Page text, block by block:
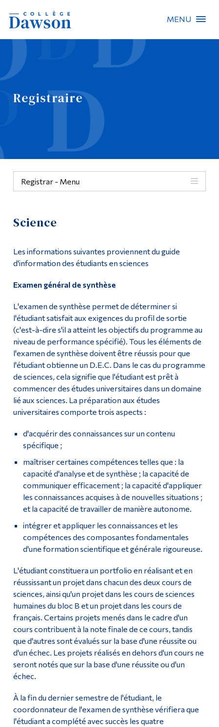
MENU
Registraire
Registrar - Menu
Dossier scolaire
Formulaire d'autorisation d'absence / Formulaire de
justification médicale pour la situation scolaire
Services en ligne
Politique sur les ententes de partenariat (cours de
commandite) [en anglais]
Examen de sortie
Formulaire de demande d’incomplet temporaire [en
Calendrier et guide d’inscription
Examen général de synthèse
Science
Évaluation de mi-session
Tremplin DEC
Programme d'exemption de frais supplémentaires pour les
étudiants internationaux
Science
Les informations suivantes proviennent du guide
d'information des étudiants en sciences
Examen général de synthèse
L'examen de synthèse permet de déterminer si
l'étudiant satisfait aux exigences du profil de sortie
(c'est-à-dire s'il a atteint les objectifs du programme au
niveau de performance spécifié). Tous les éléments de
l'examen de synthèse doivent être réussis pour que
l'étudiant obtienne un D.E.C. Dans le cas du programme
de sciences, cela signifie que l'étudiant est prêt à
commencer des études universitaires dans un domaine
lié aux sciences. La préparation aux études
universitaires comporte trois aspects :
d'acquérir des connaissances sur un contenu
spécifique ;
maîtriser certaines compétences telles que : la
capacité d'analyse et de synthèse ; la capacité de
communiquer efficacement ; la capacité d'appliquer
les connaissances acquises à de nouvelles situations ;
et la capacité de travailler de manière autonome.
intégrer et appliquer les connaissances et les
compétences des composantes fondamentales
d'une formation scientifique et générale rigoureuse.
L'étudiant constituera un portfolio en réalisant et en
réussissant un projet dans chacun des deux cours de
sciences, ainsi qu'un projet dans les cours de sciences
humaines du bloc B et un projet dans les cours de
français. Certains projets menés dans le cadre d'un
cours contribuent à la note finale de ce cours, tandis
que d'autres sont évalués sur la base d'une réussite ou
d'un échec. Les projets réalisés en dehors d'un cours ne
seront notés que sur la base d'une réussite ou d'un
échec.
À la fin du dernier semestre de l'étudiant, le
coordonnateur de l'examen de synthèse vérifiera que
l'étudiant a complété avec succès les quatre
Recherche sur le site
Recherche de personnes
Omnivox
Liens
Menu principal
Formation continue
Admissions
La vie à Dawson
Qui vous êtes
Futurs étudiants
Étudiants actuels
personnel administratif